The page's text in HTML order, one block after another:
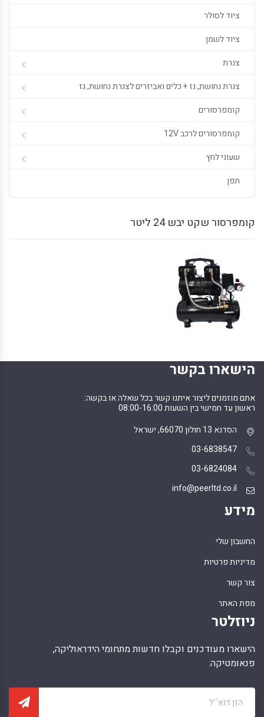
ציוד לסולר
ציוד לשמן
צנרת
צנרת נחושת, גז + כלים ואביזרים לצנרת נחושת, גז
קומפרסורים
קומפרסורים לרכב 12V
שעוני לחץ
תפן
קומפרסור שקט יבש 24 ליטר
הישארו בקשר
אתם מוזמנים ליצור איתנו קשר בכל שאלה או בקשה:
ראשון עד חמישי בין השעות 08:00-16:00
הסדנא 13 חולון 66070, ישראל
03-6838547
03-6824084
info@peerltd.co.il
מידע
החשבון שלי
מדיניות פרטיות
צור קשר
מפת האתר
ניוזלטר
הישארו מעודכנים וקבלו חדשות מתחומי הידראוליקה,
פנאומטיקה.